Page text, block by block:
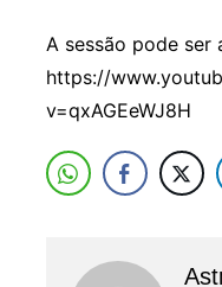
A sessão pode ser
https://
v=qxAGEeWJ8H